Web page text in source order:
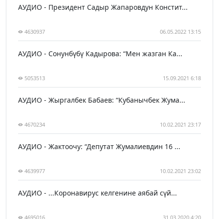
АУДИО - Президент Садыр Жапаровдун Констит...
4630937 06.05.2022 13:15
АУДИО - Сонунбүбү Кадырова: “Мен жазган Ка...
5053513 15.09.2021 6:18
АУДИО - Жыргалбек Бабаев: “Кубанычбек Жума...
4670234 10.02.2021 23:17
АУДИО - Жактоочу: “Депутат Жумалиевдин 16 ...
4639977 10.02.2021 23:02
АУДИО - ...Коронавирус келгенине аябай сүй...
4695016 31.03.2020 4:20